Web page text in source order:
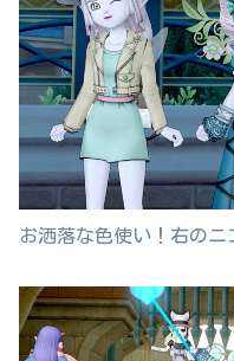
お洒落な色使い！右の